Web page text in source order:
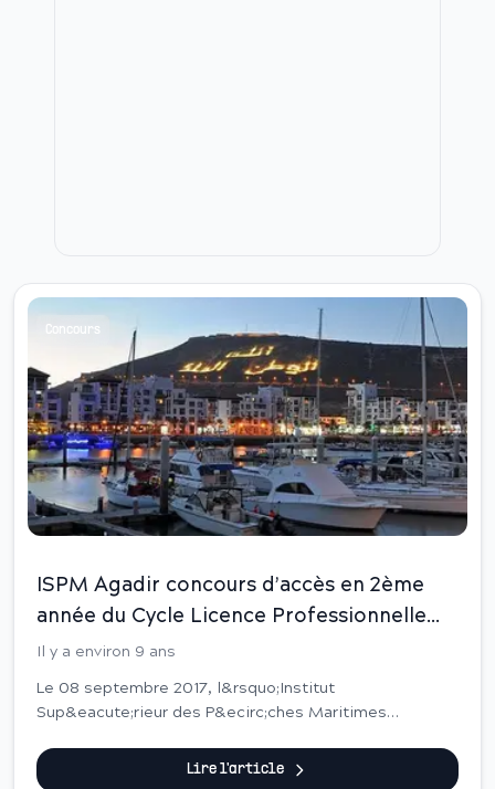
Concours
ISPM Agadir concours d’accès en 2ème
année du Cycle Licence Professionnelle
2017
Il y a environ 9 ans
Le 08 septembre 2017, l&rsquo;Institut
Sup&eacute;rieur des P&ecirc;ches Maritimes
d&rsquo;acc&egrave;s enLire l'article